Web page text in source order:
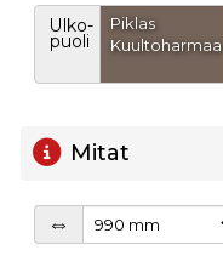
Ulko-
puoli
Piklas
Kuultoharmaa
Mitat
⇔